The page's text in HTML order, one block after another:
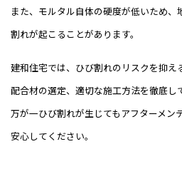
また、モルタル自体の硬度が低いため
割れが起こることがあります。
建和住宅では、ひび割れのリスクを抑え
配合材の選定、適切な施工方法を徹底し
万が一ひび割れが生じてもアフターメン
安心してください。